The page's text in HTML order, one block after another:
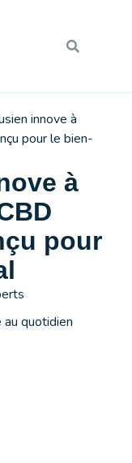
innove à
pour le bien-
à
pour
quotidien